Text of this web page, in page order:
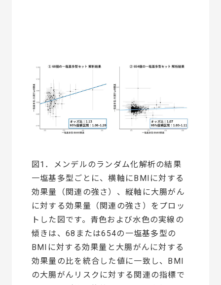
図1．メンデルのランダム化解析の結果
一塩基多型ごとに、横軸にBMIに対する
効果量（関連の強さ）、縦軸に大腸がん
に対する効果量（関連の強さ）をプロッ
トした図です。青色および水色の実線の
傾きは、68または654の一塩基多型の
BMIに対する効果量と大腸がんに対する
効果量の比を統合した値に一致し、BMI
の大腸がんリスクに対する関連の指標で